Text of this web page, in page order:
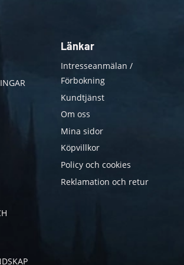
Länkar
Intresseanmälan /
Förbokning
Kundtjänst
Om oss
Mina sidor
Köpvillkor
Policy och cookies
Reklamation och retur